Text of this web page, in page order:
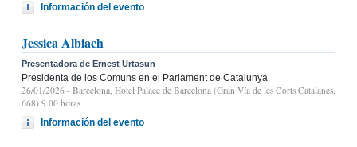
Información del evento
Jessica Albiach
Presentadora de Ernest Urtasun
Presidenta de los Comuns en el Parlament de Catalunya
26/01/2026 - Barcelona, Hotel Palace de Barcelona (Gran Vía de les Corts Catalanes,
668) 9.00 horas
Información del evento